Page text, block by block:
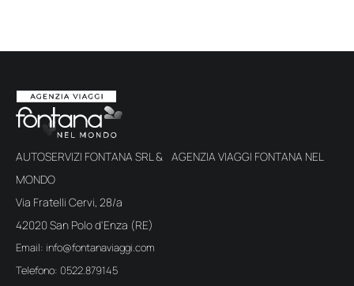
AUTOSERVIZI FONTANA SRL & AGENZIA VIAGGI FONTANA NEL
MONDO
Via Fratelli Cervi, 28/a
42020 San Polo d'Enza (RE)
Email: info@fontanaviaggi.com
Telefono: 0522.879145